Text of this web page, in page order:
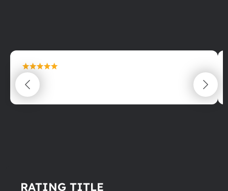
maximální spokojenost
22.06.2025
RATING TITLE